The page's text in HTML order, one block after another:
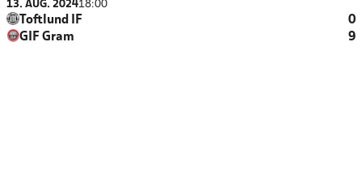
13. AUG. 202418:00
Toftlund IF
0
GIF Gram
9